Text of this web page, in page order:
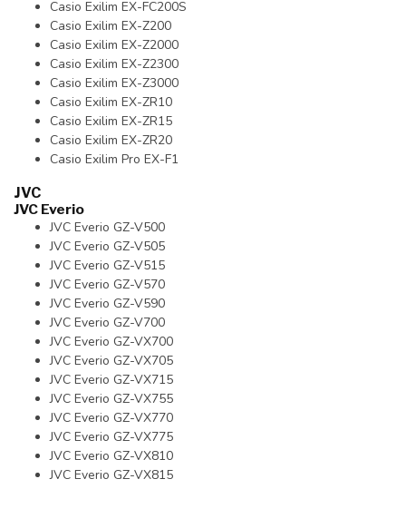
Casio Exilim EX-FC200S
Casio Exilim EX-Z200
Casio Exilim EX-Z2000
Casio Exilim EX-Z2300
Casio Exilim EX-Z3000
Casio Exilim EX-ZR10
Casio Exilim EX-ZR15
Casio Exilim EX-ZR20
Casio Exilim Pro EX-F1
JVC
JVC Everio
JVC Everio GZ-V500
JVC Everio GZ-V505
JVC Everio GZ-V515
JVC Everio GZ-V570
JVC Everio GZ-V590
JVC Everio GZ-V700
JVC Everio GZ-VX700
JVC Everio GZ-VX705
JVC Everio GZ-VX715
JVC Everio GZ-VX755
JVC Everio GZ-VX770
JVC Everio GZ-VX775
JVC Everio GZ-VX810
JVC Everio GZ-VX815